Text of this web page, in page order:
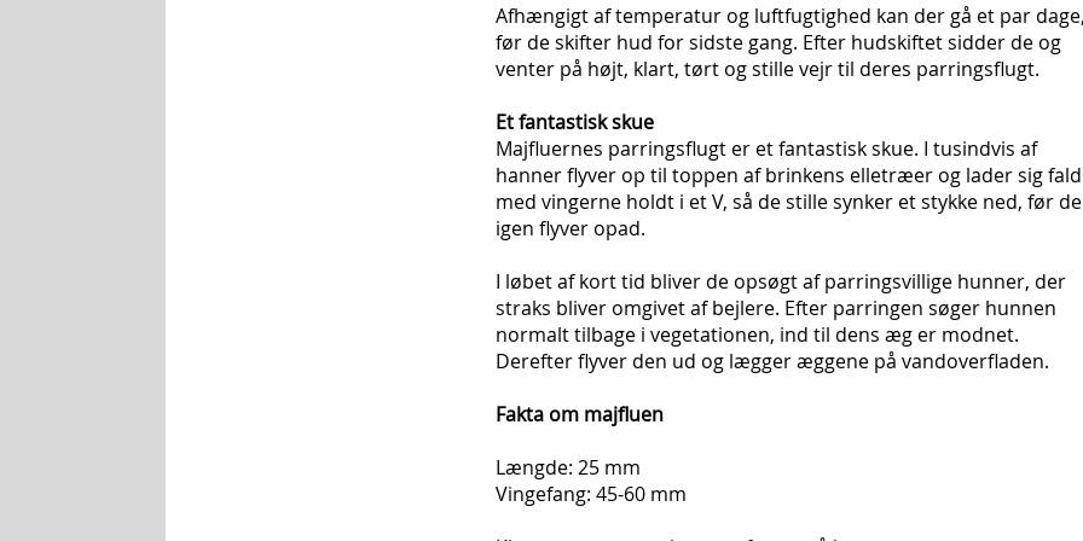
Afhængigt af temperatur og luftfugtighed kan der gå et par
før de skifter hud for sidste gang. Efter hudskiftet sidder de og
venter på højt, klart, tørt og stille vejr til deres parringsflugt.
Et fantastisk skue
Majfluernes parringsflugt er et fantastisk skue. I tusindvis af
hanner flyver op til toppen af brinkens elletræer og lader sig
med vingerne holdt i et V, så de stille synker et stykke ned, før de
igen flyver opad.
I løbet af kort tid bliver de opsøgt af parringsvillige hunner, der
straks bliver omgivet af bejlere. Efter parringen søger hunnen
normalt tilbage i vegetationen, ind til dens æg er modnet.
Derefter flyver den ud og lægger æggene på vandoverfladen.
Fakta om majfluen
Længde: 25 mm
Vingefang: 45-60 mm